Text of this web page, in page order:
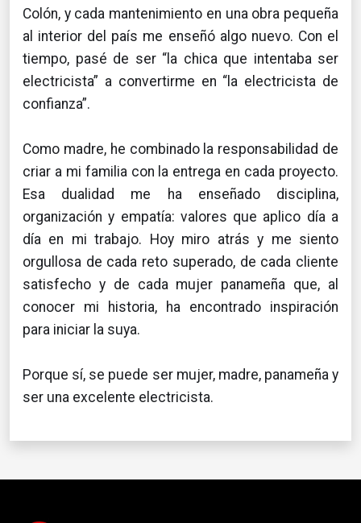
Colón, y cada mantenimiento en una obra pequeña
al interior del país me enseñó algo nuevo. Con el
tiempo, pasé de ser “la chica que intentaba ser
electricista” a convertirme en “la electricista de
confianza”.
Como madre, he combinado la responsabilidad de
criar a mi familia con la entrega en cada proyecto.
Esa dualidad me ha enseñado disciplina,
organización y empatía: valores que aplico día a
día en mi trabajo. Hoy miro atrás y me siento
orgullosa de cada reto superado, de cada cliente
satisfecho y de cada mujer panameña que, al
conocer mi historia, ha encontrado inspiración
para iniciar la suya.
Porque sí, se puede ser mujer, madre, panameña y
ser una excelente electricista.